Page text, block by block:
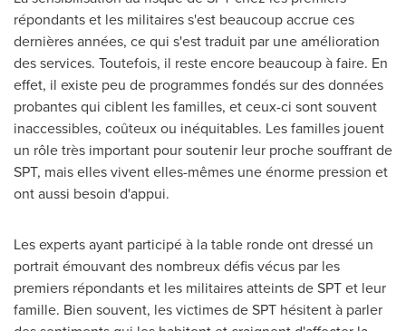
répondants et les militaires s'est beaucoup accrue ces
dernières années, ce qui s'est traduit par une amélioration
des services. Toutefois, il reste encore beaucoup à faire. En
effet, il existe peu de programmes fondés sur des données
probantes qui ciblent les familles, et ceux-ci sont souvent
inaccessibles, coûteux ou inéquitables. Les familles jouent
un rôle très important pour soutenir leur proche souffrant de
SPT, mais elles vivent elles-mêmes une énorme pression et
ont aussi besoin d'appui.
Les experts ayant participé à la table ronde ont dressé un
portrait émouvant des nombreux défis vécus par les
premiers répondants et les militaires atteints de SPT et leur
famille. Bien souvent, les victimes de SPT hésitent à parler